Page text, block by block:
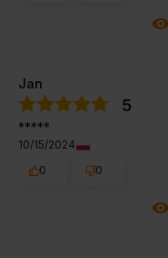
Jan
5
*****
10/15/2024
0
0